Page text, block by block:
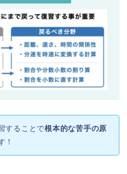
することで根本的な苦手の原
！